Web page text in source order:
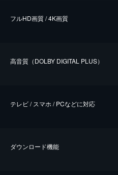
フルHD画質 / 4K画質
⾼⾳質（DOLBY DIGITAL PLUS）
テレビ / スマホ / PCなどに対応
ダウンロード機能